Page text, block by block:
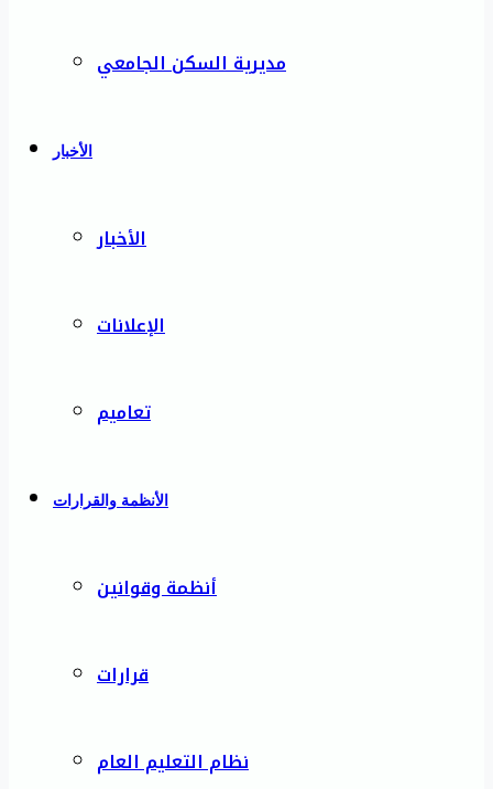
مديرية السكن الجامعي
الأخبار
الأخبار
الإعلانات
تعاميم
الأنظمة والقرارات
أنظمة وقوانين
قرارات
نظام التعليم العام